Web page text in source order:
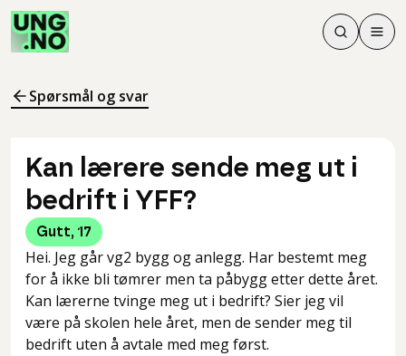
Søk
Søk
Meny
Spørsmål og svar
Kan lærere sende meg ut i
bedrift i YFF?
Gutt, 17
Hei. Jeg går vg2 bygg og anlegg. Har bestemt meg
for å ikke bli tømrer men ta påbygg etter dette året.
Kan lærerne tvinge meg ut i bedrift? Sier jeg vil
være på skolen hele året, men de sender meg til
bedrift uten å avtale med meg først.